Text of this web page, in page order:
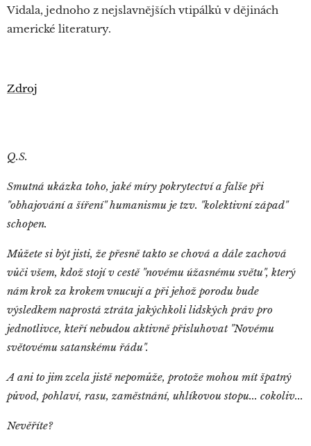
Vidala, jednoho z nejslavnějších vtipálků v dějinách
americké literatury.
Zdroj
Q.S.
Smutná ukázka toho, jaké míry pokrytectví a falše při
"obhajování a šíření" humanismu je tzv. "kolektivní západ"
schopen.
Můžete si být jisti, že přesně takto se chová a dále zachová
vůči všem, kdož stojí v cestě "novému úžasnému světu", který
nám krok za krokem vnucují a při jehož porodu bude
výsledkem naprostá ztráta jakýchkoli lidských práv pro
jednotlivce, kteří nebudou aktivně přisluhovat "Novému
světovému satanskému řádu".
A ani to jim zcela jistě nepomůže, protože mohou mít špatný
původ, pohlaví, rasu, zaměstnání, uhlíkovou stopu... cokoliv...
Nevěříte?